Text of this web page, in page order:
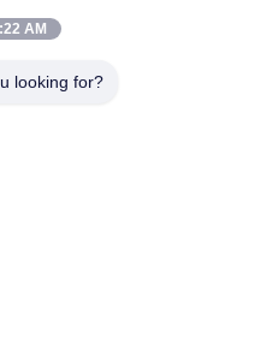
93# Weihe Road, Suzhou
AM
looking for?